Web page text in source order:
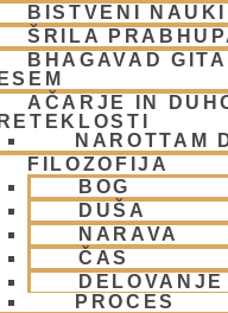
BISTVENI NAUKI
ŠRILA
BHAGAVAD
AČARJE IN
NAROTTAM
FILOZOFIJA
BOG
DUŠA
NARAVA
ČAS
DELOVANJE
PROCES
Hare